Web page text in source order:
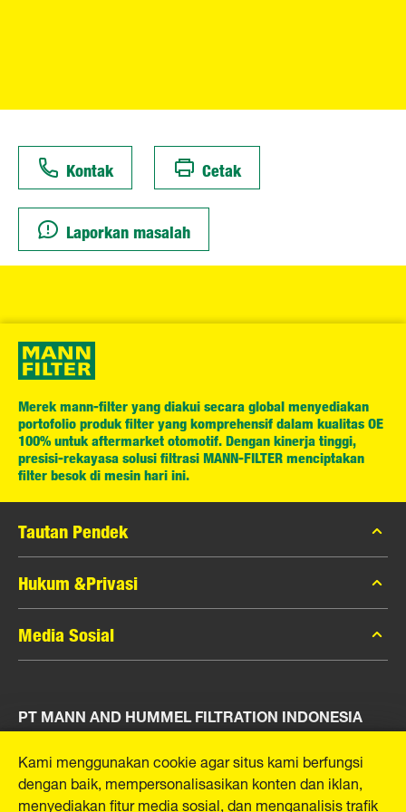
Kontak Cetak
Laporkan masalah
Merek mann-filter yang diakui secara global menyediakan
portofolio produk filter yang komprehensif dalam kualitas OE
100% untuk aftermarket otomotif. Dengan kinerja tinggi,
presisi-rekayasa solusi filtrasi MANN-FILTER menciptakan
filter besok di mesin hari ini.
Tautan Pendek
Katalog MANN-FILTER
Pencari MANN-FILTER
Peras
Hukum &Privasi
Privasi Data
Pemberitahuan Hukum
Media Sosial
Instagram
YouTube
PT MANN AND HUMMEL FILTRATION INDONESIA
Puri Indah Financial Tower, Unit 107
Jl. Puri Lingkar Dalam, RT01/RW02
Kembangan Selatan
Kami menggunakan cookie agar situs kami berfungsi
dengan baik, mempersonalisasikan konten dan iklan,
menyediakan fitur media sosial, dan menganalisis trafik